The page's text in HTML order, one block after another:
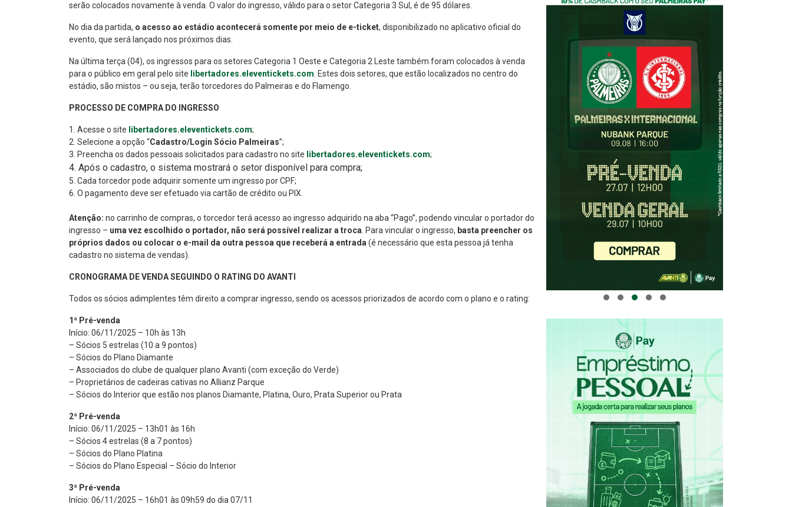
serão colocados novamente à venda. O valor do ingresso, válido para o setor Categoria 3 Sul, é de 95 dólares.
No dia da partida, o acesso ao estádio acontecerá somente por meio de e-ticket, disponibilizado no aplicativo oficial do
evento, que será lançado nos próximos dias.
Na última terça (04), os ingressos para os setores Categoria 1 Oeste e Categoria 2 Leste também foram colocados à venda
para o público em geral pelo site libertadores.eleventickets.com . Estes dois setores, que estão localizados no centro do
estádio, são mistos – ou seja, terão torcedores do Palmeiras e do Flamengo.
PROCESSO DE COMPRA DO INGRESSO
1. Acesse o site libertadores.eleventickets.com;
2. Selecione a opção “Cadastro/Login Sócio Palmeiras”;
3. Preencha os dados pessoais solicitados para cadastro no site libertadores.eleventickets.com;
4. Após o cadastro, o sistema mostrará o setor disponível para compra;
5. Cada torcedor pode adquirir somente um ingresso por CPF;
6. O pagamento deve ser efetuado via cartão de crédito ou PIX.
Atenção: no carrinho de compras, o torcedor terá acesso ao ingresso adquirido na aba “Pago”, podendo vincular o portador do
ingresso – uma vez escolhido o portador, não será possível realizar a troca . Para vincular o ingresso, basta preencher os
próprios dados ou colocar o e-mail da outra pessoa que receberá a entrada (é necessário que esta pessoa já tenha
cadastro no sistema de vendas).
CRONOGRAMA DE VENDA SEGUINDO O RATING DO AVANTI
Todos os sócios adimplentes têm direito a comprar ingresso, sendo os acessos priorizados de acordo com o plano e o rating:
1ª Pré-venda
Início: 06/11/2025 – 10h às 13h
– Sócios 5 estrelas (10 a 9 pontos)
– Sócios do Plano Diamante
– Associados do clube de qualquer plano Avanti (com exceção do Verde)
– Proprietários de cadeiras cativas no Allianz Parque
– Sócios do Interior que estão nos planos Diamante, Platina, Ouro, Prata Superior ou Prata
2ª Pré-venda
Início: 06/11/2025 – 13h01 às 16h
– Sócios 4 estrelas (8 a 7 pontos)
– Sócios do Plano Platina
– Sócios do Plano Especial – Sócio do Interior
3ª Pré-venda
Início: 06/11/2025 – 16h01 às 09h59 do dia 07/11